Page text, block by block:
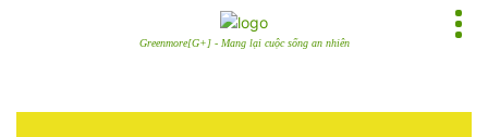
Greenmore[G+] - Mang lại cuộc sống an nhiên